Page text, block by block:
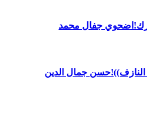
جفال محمد
جمال الدين